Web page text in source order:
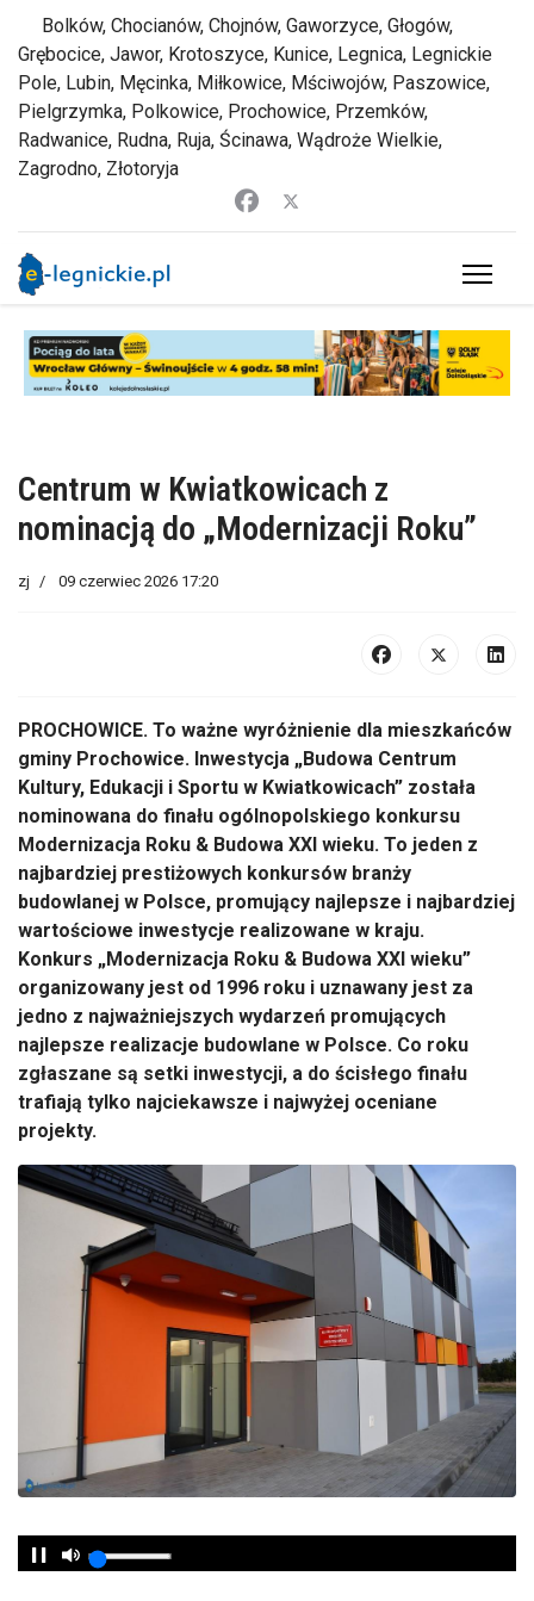
Bolków, Chocianów, Chojnów, Gaworzyce, Głogów,
Grębocice, Jawor, Krotoszyce, Kunice, Legnica, Legnickie
Pole, Lubin, Męcinka, Miłkowice, Mściwojów, Paszowice,
Pielgrzymka, Polkowice, Prochowice, Przemków,
Radwanice, Rudna, Ruja, Ścinawa, Wądroże Wielkie,
Zagrodno, Złotoryja
Centrum w Kwiatkowicach z
nominacją do „Modernizacji Roku”
zj 09 czerwiec 2026 17:20
PROCHOWICE. To ważne wyróżnienie dla mieszkańców
gminy Prochowice. Inwestycja „Budowa Centrum
Kultury, Edukacji i Sportu w Kwiatkowicach” została
nominowana do finału ogólnopolskiego konkursu
Modernizacja Roku & Budowa XXI wieku. To jeden z
najbardziej prestiżowych konkursów branży
budowlanej w Polsce, promujący najlepsze i najbardziej
wartościowe inwestycje realizowane w kraju.
Konkurs „Modernizacja Roku & Budowa XXI wieku”
organizowany jest od 1996 roku i uznawany jest za
jedno z najważniejszych wydarzeń promujących
najlepsze realizacje budowlane w Polsce. Co roku
zgłaszane są setki inwestycji, a do ścisłego finału
trafiają tylko najciekawsze i najwyżej oceniane
projekty.